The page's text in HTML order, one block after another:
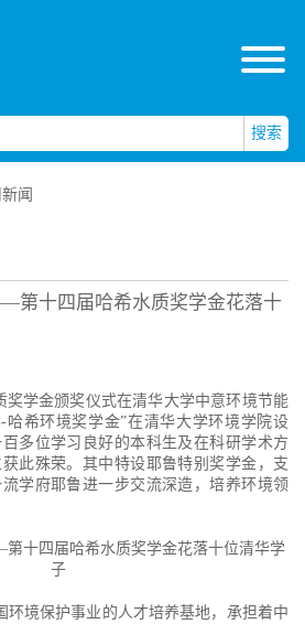
搜索
闻
第十四届哈希水质奖学金花落十
奖学金颁奖仪式在清华大学中意环境节能
哈希环境奖学金”在清华大学环境学院设
多位学习良好的本科生及在科研学术方
此殊荣。其中特设耶鲁特别奖学金，支
学府耶鲁进一步交流深造，培养环境领
环境保护事业的人才培养基地，承担着中